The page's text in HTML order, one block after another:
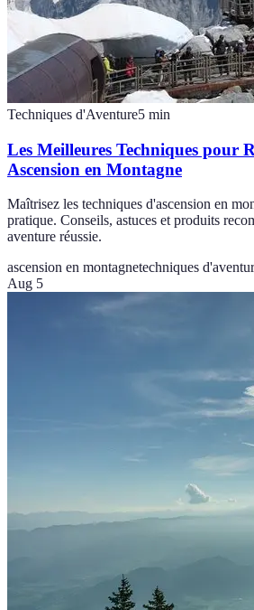
Techniques d'Aventure5 min
Les Meilleures Techniques pour
Ascension en Montagne
Maîtrisez les techniques d'ascension en
pratique. Conseils, astuces et produits
aventure réussie.
ascension en montagnetechniques
Aug 5